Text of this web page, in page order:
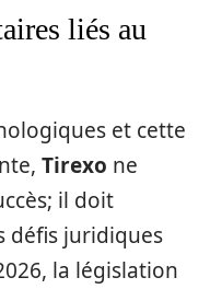
liés au
et cette
Tirexo ne
il doit
défis juridiques
la législation